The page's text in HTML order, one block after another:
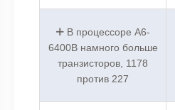
В процессоре A6-
6400B намного больше
транзисторов, 1178
против 227